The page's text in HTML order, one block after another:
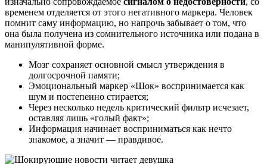
временем отделяется от этого негативного маркера. Человек
помнит саму информацию, но напрочь забывает о том, что
она была получена из сомнительного источника или подана в
манипулятивной форме.
Мозг сохраняет основной смысл утверждения в
долгосрочной памяти;
Эмоциональный маркер «Шок» воспринимается как
шум и постепенно стирается;
Через несколько недель критический фильтр исчезает,
оставляя лишь «голый факт»;
Информация начинает восприниматься как нечто
знакомое, а значит — правдивое.